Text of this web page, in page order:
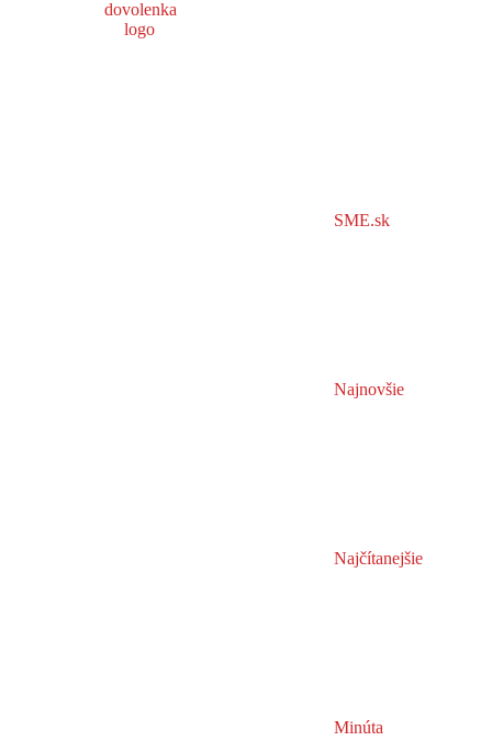
SME.sk
Najnovšie
Najčítanejšie
Minúta